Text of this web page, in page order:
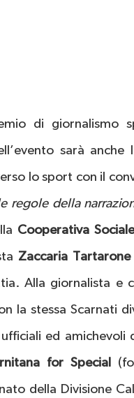
di giornalismo
sarà anche
lo sport con il
regole della
Cooperativa
Zaccaria Tartarone
Alla giornalista e
la stessa Scarnati
ed amichevoli
for Special
della Divisione